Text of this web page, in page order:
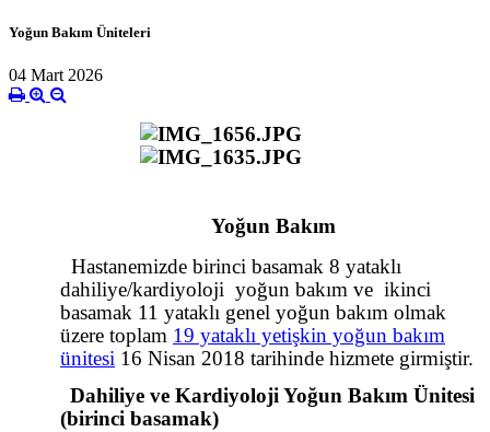
Yoğun Bakım Üniteleri
04 Mart 2026
Yoğun Bakım
Hastanemizde birinci basamak 8 yataklı
dahiliye/kardiyoloji yoğun bakım ve ikinci
basamak 11 yataklı genel yoğun bakım olmak
üzere toplam 19 yataklı yetişkin yoğun bakım
ünitesi 16 Nisan 2018 tarihinde hizmete girmiştir.
Dahiliye ve Kardiyoloji Yoğun Bakım Ünitesi
(birinci basamak)